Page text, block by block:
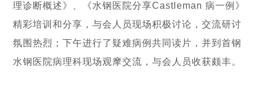
理诊断概述》、《水钢医院分享Castleman 病一例》
精彩培训和分享，与会人员现场积极讨论，交流研讨
氛围热烈；下午进行了疑难病例共同读片，并到首钢
水钢医院病理科现场观摩交流，与会人员收获颇丰。